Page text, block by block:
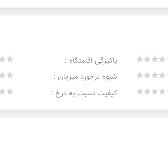
پاکیزگی اقامتگاه :
شیوه برخورد میزبان :
کیفیت نسبت به نرخ :